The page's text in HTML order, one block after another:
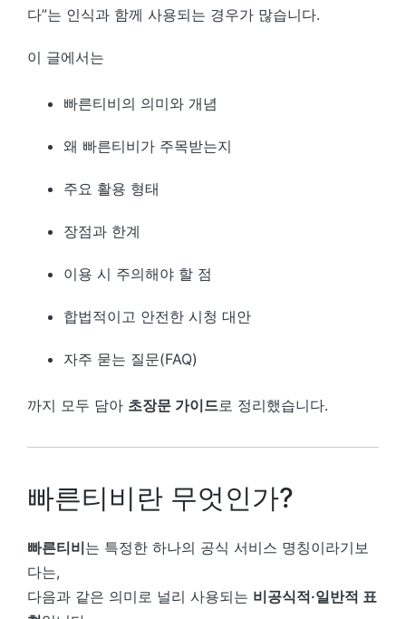
다”는 인식과 함께 사용되는 경우가 많습니다.
이 글에서는
빠른티비의 의미와 개념
왜 빠른티비가 주목받는지
주요 활용 형태
장점과 한계
이용 시 주의해야 할 점
합법적이고 안전한 시청 대안
자주 묻는 질문(FAQ)
까지 모두 담아 초장문 가이드로 정리했습니다.
빠른티비란 무엇인가?
빠른티비는 특정한 하나의 공식 서비스 명칭이라기보
다는,
다음과 같은 의미로 널리 사용되는 비공식적·일반적 표